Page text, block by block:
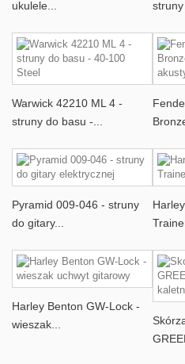
ukulele... struny
Warwick 42210 ML 4 -
struny do basu -...
Pyramid 009-046 - struny
do gitary...
Harley Benton GW-Lock -
wieszak...